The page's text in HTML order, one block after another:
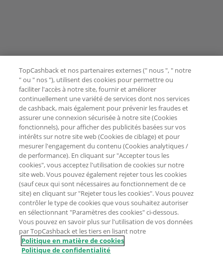
TopCashback et nos partenaires externes (" nous ", " notre
" ou " nos "), utilisent des cookies pour permettre ou
faciliter l'accès à notre site, fournir et améliorer
continuellement une variété de services dont nos services
de cashback, mais également pour prévenir les fraudes et
assurer une connexion sécurisée à notre site (Cookies
fonctionnels), pour afficher des publicités basées sur vos
intérêts sur notre site web (Cookies de ciblage) et pour
mesurer l'engagement du contenu (Cookies analytiques /
de performance). En cliquant sur "Accepter tous les
cookies", vous acceptez l'utilisation de cookies sur notre
site web. Vous pouvez également rejeter tous les cookies
(sauf ceux qui sont nécessaires au fonctionnement de ce
site) en cliquant sur "Rejeter tous les cookies". Vous pouvez
contrôler le type de cookies que vous souhaitez autoriser
en sélectionnant "Paramètres des cookies" ci-dessous.
Vous pouvez en savoir plus sur l'utilisation de vos données
par TopCashback et les tiers en lisant notre
Politique en matière de cookies
Politique de confidentialité